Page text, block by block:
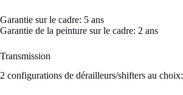
Garantie sur le cadre: 5 ans
Garantie de la peinture sur le cadre: 2 ans
Transmission
2 configurations de dérailleurs/shifters au choix: